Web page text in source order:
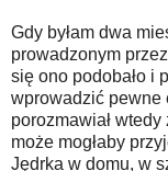
Gdy byłam dwa
prowadzonym
się ono podobało i
wprowadzić pewne
porozmawiał
może mogłaby
Jędrka w domu, w